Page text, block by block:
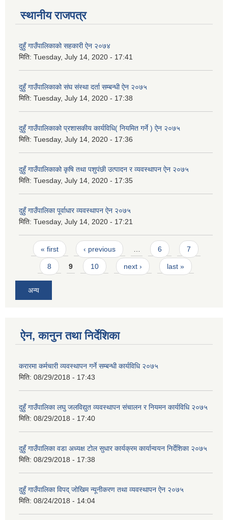
स्थानीय राजपत्र
दुहुँ गाउँपालिकाको सहकारी ऐन २०७४
मिति: Tuesday, July 14, 2020 - 17:41
दुहुँ गाउँपालिकाको संघ संस्था दर्ता सम्बन्धी ऐन २०७५
मिति: Tuesday, July 14, 2020 - 17:38
दुहुँ गाउँपालिकाको प्रशासकीय कार्यविधि( नियमित गर्ने ) ऐन २०७५
मिति: Tuesday, July 14, 2020 - 17:36
दुहुँ गाउँपालिकाको कृषि तथा पशुपंछी उत्पादन र व्यवस्थापन ऐन २०७५
मिति: Tuesday, July 14, 2020 - 17:35
दुहुँ गाउँपालिका पूर्वाधार व्यवस्थापन ऐन २०७५
मिति: Tuesday, July 14, 2020 - 17:21
Pages
« first ‹ previous … 6 7
8 9 10 next › last »
अन्य
ऐन, कानुन तथा निर्देशिका
करारमा कर्मचारी व्यवस्थापन गर्ने सम्बन्धी कार्यविधि २०७५
मिति: 08/29/2018 - 17:43
दुहुँ गाउँपालिका लघु जलविद्युत व्यवस्थापन संचालन र नियमन कार्यविधि २०७५
मिति: 08/29/2018 - 17:40
दुहुँ गाउँपालिका वडा अध्यक्ष टोल सुधार कार्यक्रम कार्यान्वयन निर्देशिका २०७५
मिति: 08/29/2018 - 17:38
दुहुँ गाउँपालिका विपद् जोखिम न्यूनीकरण तथा व्यवस्थापन ऐन २०७५
मिति: 08/24/2018 - 14:04